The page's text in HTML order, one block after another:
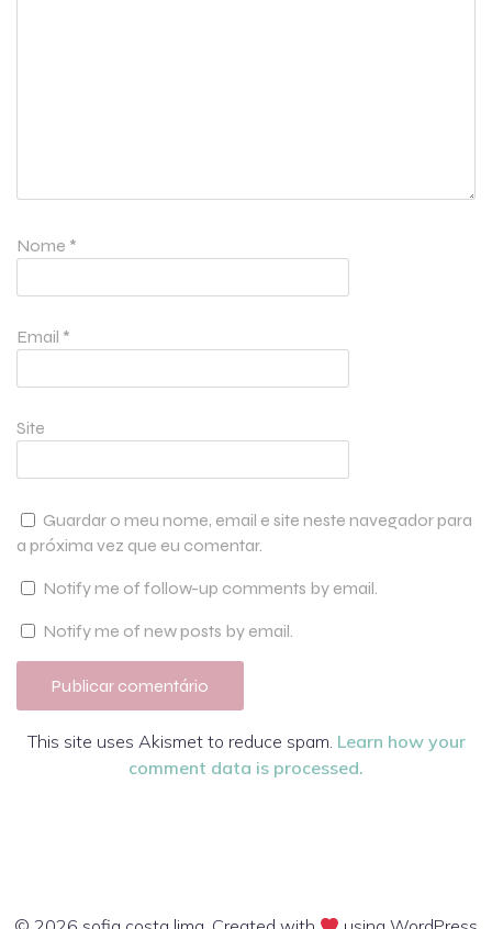
Nome *
Email *
Site
Guardar o meu nome, email e site neste navegador para
a próxima vez que eu comentar.
Notify me of follow-up comments by email.
Notify me of new posts by email.
This site uses Akismet to reduce spam. Learn how your
comment data is processed.